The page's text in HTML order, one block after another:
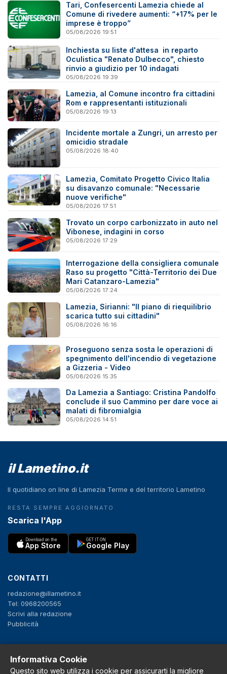
Tari, Confesercenti Lamezia chiede al
Comune di rivedere aumenti: “+17% per le
imprese è troppo”
05/08/2026 19:51
Inchiesta su liste d'attesa in reparto
Oculistica "Renato Dulbecco", chiesto
rinvio a giudizio per 10 indagati
05/08/2026 19:39
Lamezia, al Comune incontro fra cittadini
Rom e rappresentanti istituzionali
05/08/2026 19:13
Incidente mortale a Zungri, un arresto per
omicidio stradale
05/08/2026 18:40
Lamezia, Comitato Progetto Civico Italia
su disavanzo comunale: "Necessarie
nuove verifiche"
05/08/2026 17:51
Trovato un corpo carbonizzato in auto nel
Vibonese, indagini in corso
05/08/2026 17:29
Interrogazione della consigliera comunale
Raso su progetto "Città-Territorio dei Due
Mari Catanzaro-Lamezia"
05/08/2026 17:24
Lamezia, Sirianni: "Il piano di riequilibrio
scarica tutto sui cittadini"
05/08/2026 16:16
Proseguono senza sosta le operazioni di
spegnimento dell'incendio di vegetazione
a Gizzeria - Video
05/08/2026 15:35
Da Lamezia a Santiago: Cristina Pandolfo
conclude il suo Cammino per dare voce ai
malati di fibromialgia
05/08/2026 14:51
il Lametino.it
Il quotidiano on line di Lamezia Terme e del territorio Lametino
RESTA SEMPRE AGGIORNATO
Scarica l'App
Download on the
App Store
GET IT ON
Google Play
CONTATTI
redazione@illametino.it
Tel: 0968200565
Scrivi alla redazione
Pubblicità
f X IG YT
Informativa Cookie
Questo sito web utilizza i cookie per assicurarti la migliore